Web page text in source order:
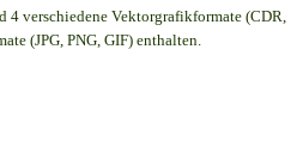
4 verschiedene Vektorgrafikformate (CDR,
(JPG, PNG, GIF) enthalten.